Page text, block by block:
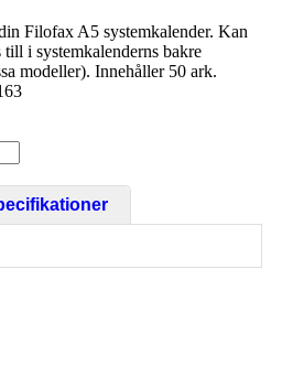
Filofax A5 systemkalender. Kan
till i systemkalenderns bakre
modeller). Innehåller 50 ark.